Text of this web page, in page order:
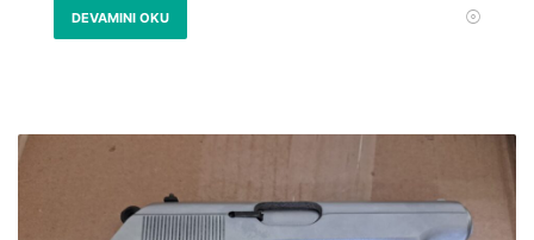
DEVAMINI OKU